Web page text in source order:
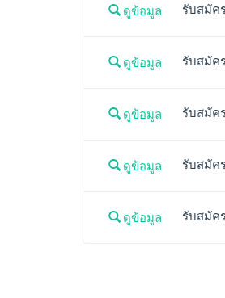
ดูข้อมูล รับสมัค
ดูข้อมูล รับสมัค
ดูข้อมูล รับสมัค
ดูข้อมูล รับสมัค
ดูข้อมูล รับสมัค